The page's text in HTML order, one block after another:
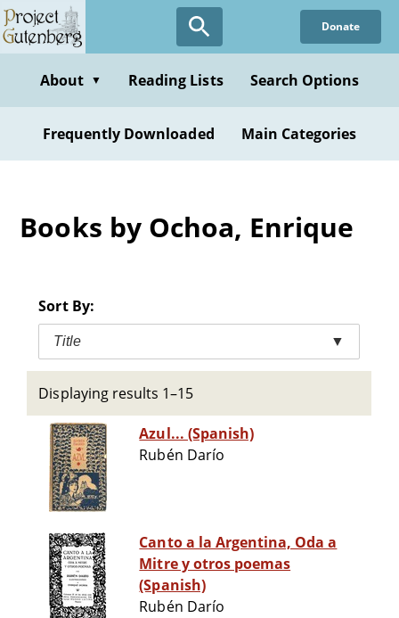
Skip
to
content
Donate
About ▼ Reading Lists Search Options
Frequently Downloaded Main Categories
Books by Ochoa, Enrique
Sort By:
Title ▼
Displaying results 1–15
Azul... (Spanish)
Rubén Darío
Canto a la Argentina, Oda a
Mitre y otros poemas
(Spanish)
Rubén Darío